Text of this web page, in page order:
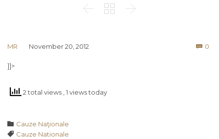
  
MR November 20, 2012  0
]]>
2 total views , 1 views today
 Category
Cauze Naţionale
 Tags
Cauze Nationale